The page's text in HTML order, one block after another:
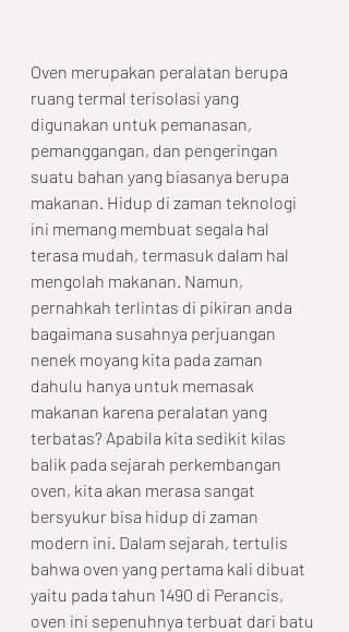
Oven merupakan peralatan berupa
ruang termal terisolasi yang
digunakan untuk pemanasan,
pemanggangan, dan pengeringan
suatu bahan yang biasanya berupa
makanan. Hidup di zaman teknologi
ini memang membuat segala hal
terasa mudah, termasuk dalam hal
mengolah makanan. Namun,
pernahkah terlintas di pikiran anda
bagaimana susahnya perjuangan
nenek moyang kita pada zaman
dahulu hanya untuk memasak
makanan karena peralatan yang
terbatas? Apabila kita sedikit kilas
balik pada sejarah perkembangan
oven, kita akan merasa sangat
bersyukur bisa hidup di zaman
modern ini. Dalam sejarah, tertulis
bahwa oven yang pertama kali dibuat
yaitu pada tahun 1490 di Perancis,
oven ini sepenuhnya terbuat dari batu